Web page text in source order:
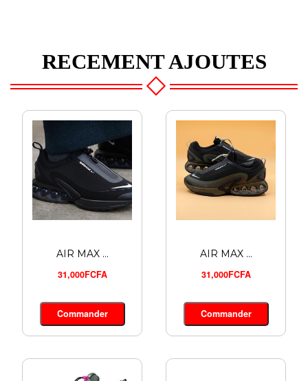
Commander
RECEMENT AJOUTES
AIR MAX ...
31,000FCFA
Commander
AIR MAX ...
31,000FCFA
Commander